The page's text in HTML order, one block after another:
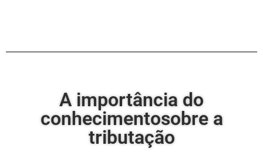
A importância do
conhecimentosobre a
tributação